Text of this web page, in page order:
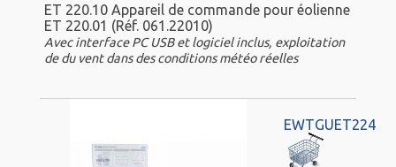
ET 220.10 Appareil de commande pour éolienne
ET 220.01 (Réf. 061.22010)
Avec interface PC USB et logiciel inclus, exploitation
de du vent dans des conditions météo réelles
EWTGUET224